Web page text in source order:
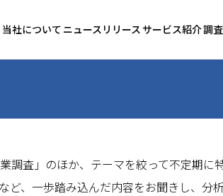
当社について
コンプライアンスの推進
ニュースリリースサービス紹介調
調査」のほか、テーマを絞って不定期に
、一歩踏み込んだ内容をお聞きし、分析